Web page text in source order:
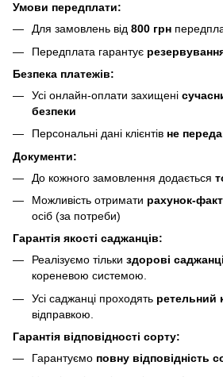
Умови передплати:
Для замовлень від 800 грн
Передплата гарантує
Безпека платежів:
Усі онлайн-оплати захищені
безпеки
Персональні дані клієнтів не
Документи:
До кожного замовлення додається
Можливість отримати рахунок-
осіб (за потреби)
Гарантія якості саджанців:
Реалізуємо тільки здорові саджанці
кореневою системою.
Усі саджанці проходять ретельний
відправкою.
Гарантія відповідності сорту:
Гарантуємо повну відповідність